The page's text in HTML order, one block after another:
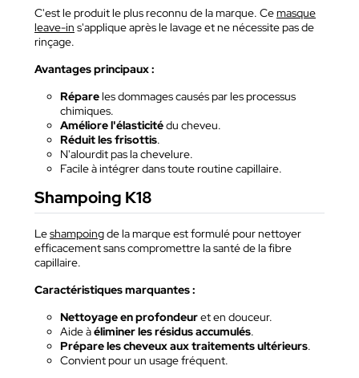
C'est le produit le plus reconnu de la marque. Cemasque
leave-in s'applique après le lavage et ne nécessite pas de
rinçage.
Avantages principaux :
Répareles dommages causés par les processus
chimiques.
Améliore l'élasticitédu cheveu.
Réduit les frisottis.
N'alourdit pas la chevelure.
Facile à intégrer dans toute routine capillaire.
Shampoing K18
Leshampoingde la marque est formulé pour nettoyer
efficacement sans compromettre la santé de la fibre
capillaire.
Caractéristiques marquantes :
Nettoyage en profondeuret en douceur.
Aide àéliminer les résidus accumulés.
Prépare les cheveux aux traitements ultérieurs.
Convient pour un usage fréquent.